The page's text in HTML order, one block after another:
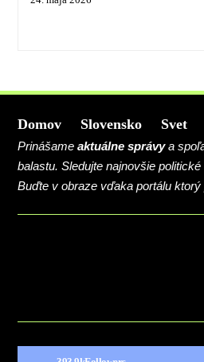
Domov Slovensko Svet
Prinášame aktuálne správya
balastu. Sledujte najnovšie
Buďte v obraze vďaka portálu